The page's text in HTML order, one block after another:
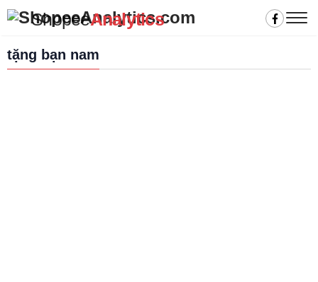
ShopeeAnalytics
tặng bạn nam